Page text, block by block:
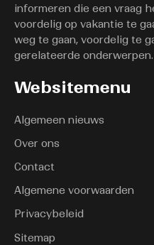
informeren die een vraag
voordelig op vakantie te
weg te gaan, voordelig te
gerelateerde onderwerpen.
Websitemenu
Algemeen nieuws
Over ons
Contact
Algemene voorwaarden
Privacybeleid
Sitemap